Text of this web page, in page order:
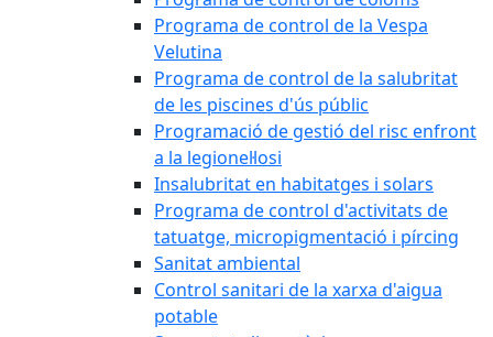
Programa de control de la Vespa
Velutina
Programa de control de la salubritat
de les piscines d'ús públic
Programació de gestió del risc enfront
a la legionel·losi
Insalubritat en habitatges i solars
Programa de control d'activitats de
tatuatge, micropigmentació i pírcing
Sanitat ambiental
Control sanitari de la xarxa d'aigua
potable